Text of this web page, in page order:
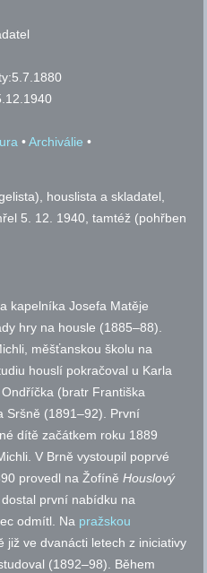
5.7.1880
•Archiválie •
houslista a skladatel,
5. 12. 1940, tamtéž (pohřben
kapelníka Josefa Matěje
hry na housle (1885–88).
měšťanskou školu na
houslí pokračoval u Karla
(bratr Františka
Sršně (1891–92). První
dítě začátkem roku 1889
V Brně vystoupil poprvé
provedl na ŽofíněHouslový
první nabídku na
odmítl. Na pražskou
již ve dvanácti letech z iniciativy
(1892–98). Během